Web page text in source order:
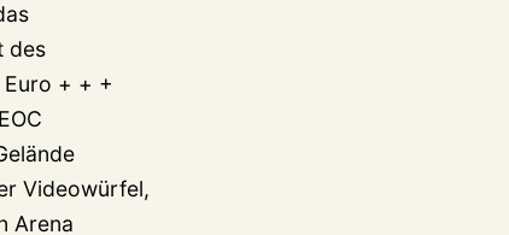
des
+ + +
Videowürfel,
Arena